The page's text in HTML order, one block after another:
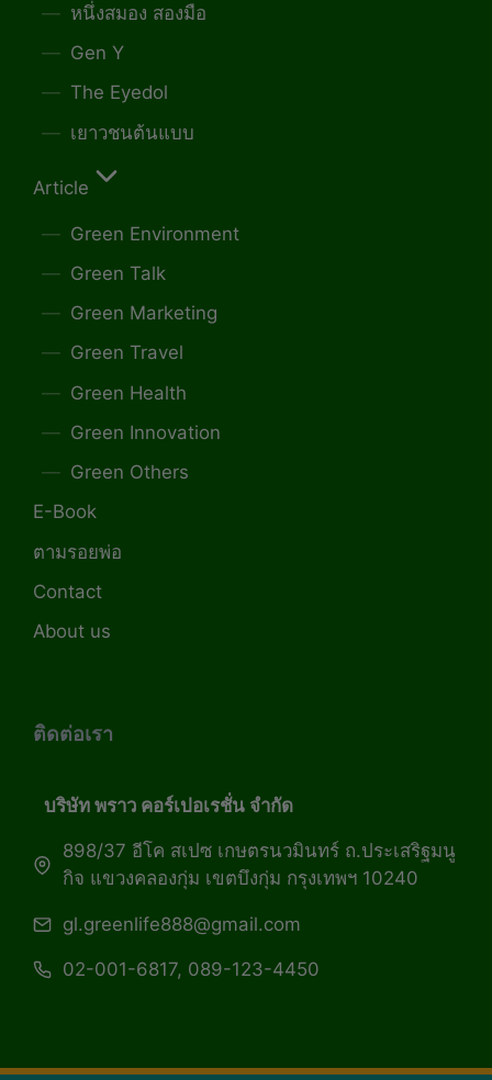
หนึ่งสมอง สองมือ
Gen Y
The Eyedol
เยาวชนต้นแบบ
Article
Green Environment
Green Talk
Green Marketing
Green Travel
Green Health
Green Innovation
Green Others
E-Book
ตามรอยพ่อ
Contact
About us
ติดต่อเรา
บริษัท พราว คอร์เปอเรชั่น จำกัด
898/37 อีโค สเปซ เกษตรนวมินทร์ ถ.ประเสริฐมนู
กิจ แขวงคลองกุ่ม เขตบึงกุ่ม กรุงเทพฯ 10240
gl.greenlife888@gmail.com
02-001-6817, 089-123-4450